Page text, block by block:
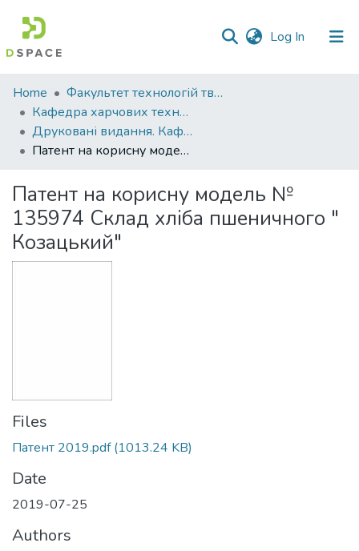
Log In (current)
Communities
&
Collections
Statistics
Home
Факультет технологій тваринництва та продовольства
Кафедра харчових технологій
Друковані видання. Кафедра харчових технологій
Патент на корисну модель № 135974 Склад хліба пшеничного " Козацький"
Патент на корисну модель №
135974 Склад хліба пшеничного "
Козацький"
Files
Патент 2019.pdf(1013.24 KB)
Date
2019-07-25
Authors